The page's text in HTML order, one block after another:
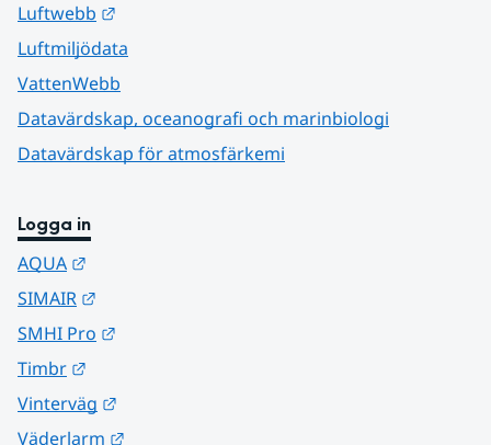
Luftwebb
Luftmiljödata
VattenWebb
Datavärdskap, oceanografi och marinbiologi
Datavärdskap för atmosfärkemi
Logga in
AQUA
SIMAIR
SMHI Pro
Timbr
Vinterväg
Väderlarm